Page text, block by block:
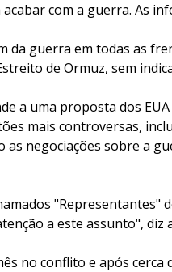
com a guerra. As
da guerra em todas as
de Ormuz, sem
a uma proposta dos
mais controversas,
as negociações sobre a
"Representantes"
a este assunto", diz
no conflito e após cerca